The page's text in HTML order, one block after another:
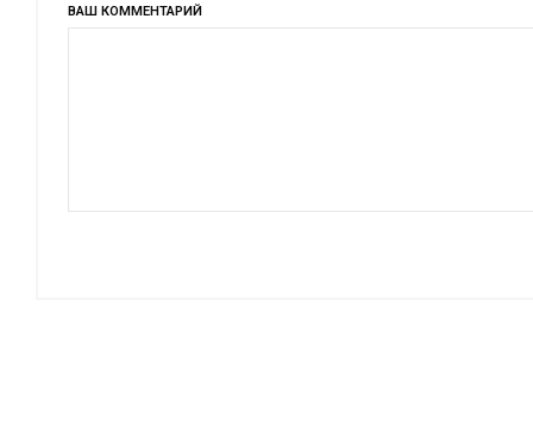
ВАШ КОММЕНТАРИЙ